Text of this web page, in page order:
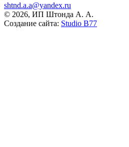
shtnd.a.a@yandex.ru
© 2026, ИП Штонда А. А.
Создание сайта: Studio B77